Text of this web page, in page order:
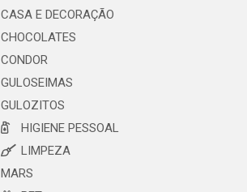
CASA E DECORAÇÃO
CHOCOLATES
CONDOR
GULOSEIMAS
GULOZITOS
HIGIENE PESSOAL
LIMPEZA
MARS